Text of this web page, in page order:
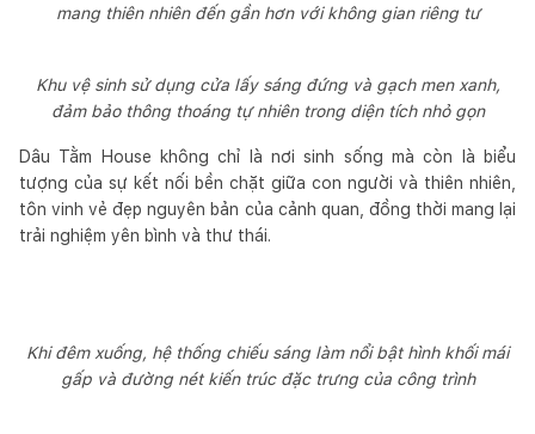
mang thiên nhiên đến gần hơn với không gian riêng tư
Khu vệ sinh sử dụng cửa lấy sáng đứng và gạch men xanh,
đảm bảo thông thoáng tự nhiên trong diện tích nhỏ gọn
Dâu Tằm House không chỉ là nơi sinh sống mà còn là biểu
tượng của sự kết nối bền chặt giữa con người và thiên nhiên,
tôn vinh vẻ đẹp nguyên bản của cảnh quan, đồng thời mang lại
trải nghiệm yên bình và thư thái.
Khi đêm xuống, hệ thống chiếu sáng làm nổi bật hình khối mái
gấp và đường nét kiến trúc đặc trưng của công trình